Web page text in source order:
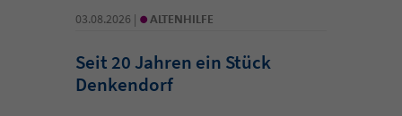
03.08.2026 | • ALTENHILFE
Seit 20 Jahren ein Stück
Denkendorf